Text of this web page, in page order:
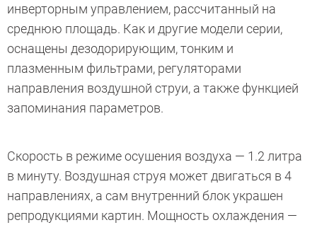
инверторным управлением, рассчитанный на
среднюю площадь. Как и другие модели серии,
оснащены дезодорирующим, тонким и
плазменным фильтрами, регуляторами
направления воздушной струи, а также функцией
запоминания параметров.
Скорость в режиме осушения воздуха — 1.2 литра
в минуту. Воздушная струя может двигаться в 4
направлениях, а сам внутренний блок украшен
репродукциями картин. Мощность охлаждения —